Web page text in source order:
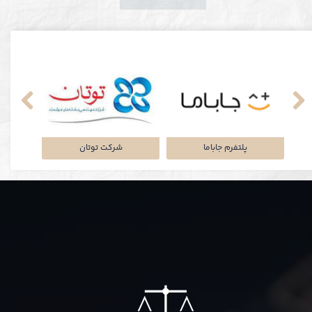
شرکت توتان پلتفرم جاباما